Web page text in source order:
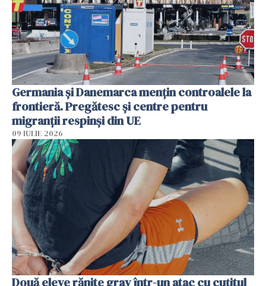
Germania și Danemarca mențin controalele la
frontieră. Pregătesc și centre pentru
migranții respinși din UE
09 IULIE 2026
Două eleve rănite grav într-un atac cu cuțitul